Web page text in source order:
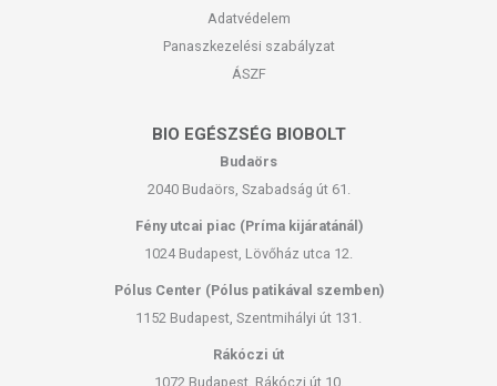
Adatvédelem
Panaszkezelési szabályzat
ÁSZF
BIO EGÉSZSÉG BIOBOLT
Budaörs
2040 Budaörs, Szabadság út 61.
Fény utcai piac (Príma kijáratánál)
1024 Budapest, Lövőház utca 12.
Pólus Center (Pólus patikával szemben)
1152 Budapest, Szentmihályi út 131.
Rákóczi út
1072 Budapest, Rákóczi út 10.